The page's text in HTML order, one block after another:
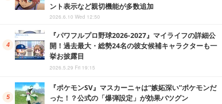
ント表示など親切機能が多数追加
2026.6.10 Wed 12:50
『パワフルプロ野球2026-2027』マイライフの詳細公
開！過去最大・総勢24名の彼女候補キャラクターも一
挙お披露目
2026.5.29 Fri 19:15
『ポケモンSV』マスカーニャは“嫉妬深い”ポケモンだ
った！？公式の「爆弾設定」が効果バツグン